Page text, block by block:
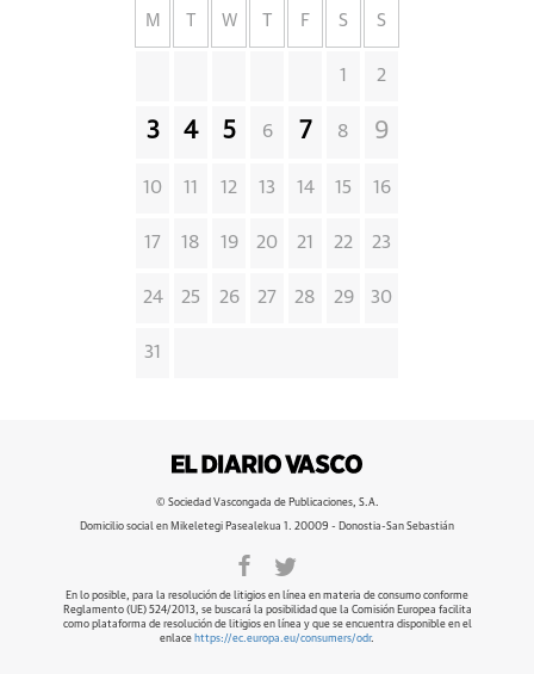
M W F S S
1 2
3 4 5 6 7 8 9
10 11 12 13 14 15 16
17 18 19 20 21 22 23
24 25 26 27 28 29 30
31
© Sociedad Vascongada de Publicaciones, S.A.
Domicilio social en Mikeletegi Pasealekua 1. 20009 - Donostia-San Sebastián
En lo posible, para la resolución de litigios en línea en materia de consumo conforme
Reglamento (UE) 524/2013, se buscará la posibilidad que la Comisión Europea facilita
como plataforma de resolución de litigios en línea y que se encuentra disponible en el
enlace https://ec.europa.eu/consumers/odr.